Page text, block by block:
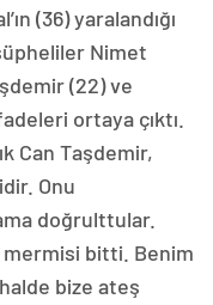
(36) yaralandığı
Nimet
(22) ve
ortaya çıktı.
Can Taşdemir,
Onu
doğrulttular.
mermisi bitti. Benim
bize ateş